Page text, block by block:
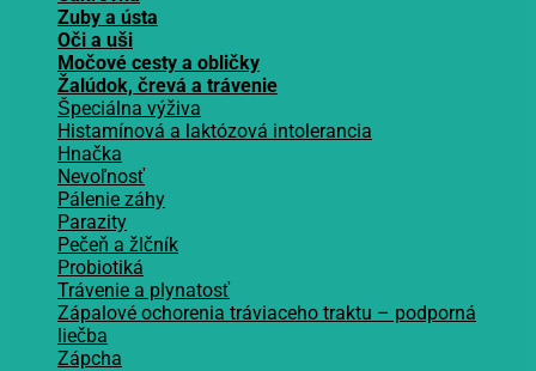
Zuby a ústa
Oči a uši
Močové cesty a obličky
Žalúdok, črevá a trávenie
Špeciálna výživa
Histamínová a laktózová intolerancia
Hnačka
Nevoľnosť
Pálenie záhy
Parazity
Pečeň a žlčník
Probiotiká
Trávenie a plynatosť
Zápalové ochorenia tráviaceho traktu – podporná
liečba
Zápcha